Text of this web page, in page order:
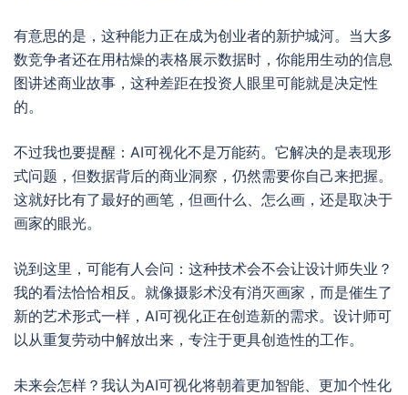
有意思的是，这种能力正在成为创业者的新护城河。当大多
数竞争者还在用枯燥的表格展示数据时，你能用生动的信息
图讲述商业故事，这种差距在投资人眼里可能就是决定性
的。
不过我也要提醒：AI可视化不是万能药。它解决的是表现形
式问题，但数据背后的商业洞察，仍然需要你自己来把握。
这就好比有了最好的画笔，但画什么、怎么画，还是取决于
画家的眼光。
说到这里，可能有人会问：这种技术会不会让设计师失业？
我的看法恰恰相反。就像摄影术没有消灭画家，而是催生了
新的艺术形式一样，AI可视化正在创造新的需求。设计师可
以从重复劳动中解放出来，专注于更具创造性的工作。
未来会怎样？我认为AI可视化将朝着更加智能、更加个性化